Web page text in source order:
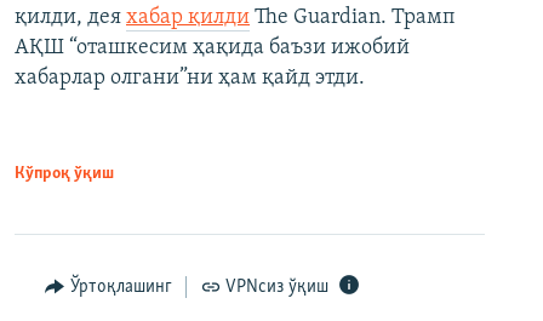
қилди, дея хабар қилди The Guardian. Трамп
АҚШ “оташкесим ҳақида баъзи ижобий
хабарлар олгани”ни ҳам қайд этди.
Кўпроқ ўқиш
Ўртоқлашинг VPNсиз ўқиш